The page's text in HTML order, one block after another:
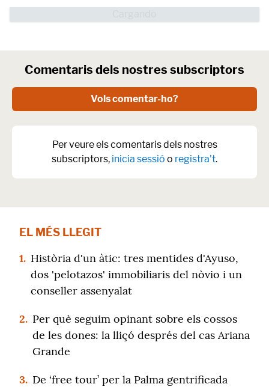
Comentaris dels nostres subscriptors
Vols comentar-ho?
Per veure els comentaris dels nostres
subscriptors, inicia sessió o registra't.
EL MÉS LLEGIT
1. Història d'un àtic: tres mentides d'Ayuso,
dos 'pelotazos' immobiliaris del nòvio i un
conseller assenyalat
2. Per què seguim opinant sobre els cossos
de les dones: la lliçó després del cas Ariana
Grande
3. De ‘free tour’ per la Palma gentrificada